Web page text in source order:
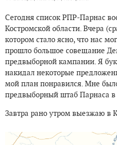
Сегодня список РПР-Парнас
Костромской области. Вчера
котором стало ясно, что нас
прошло большое совещание
предвыборной кампании. Я
накидал некоторые
мой план понравился. Мне
предвыборный штаб Парнаса в
Завтра рано утром выезжаю в